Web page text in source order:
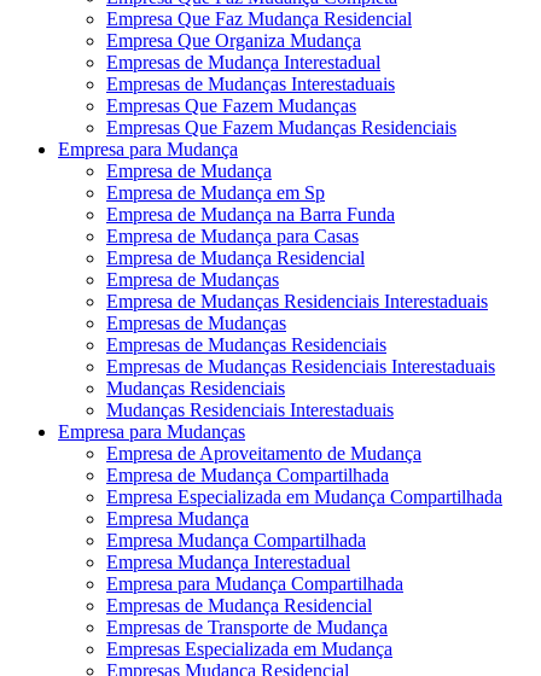
Empresa Que Faz Mudança Residencial
Empresa Que Organiza Mudança
Empresas de Mudança Interestadual
Empresas de Mudanças Interestaduais
Empresas Que Fazem Mudanças
Empresas Que Fazem Mudanças Residenciais
Empresa para Mudança
Empresa de Mudança
Empresa de Mudança em Sp
Empresa de Mudança na Barra Funda
Empresa de Mudança para Casas
Empresa de Mudança Residencial
Empresa de Mudanças
Empresa de Mudanças Residenciais Interestaduais
Empresas de Mudanças
Empresas de Mudanças Residenciais
Empresas de Mudanças Residenciais Interestaduais
Mudanças Residenciais
Mudanças Residenciais Interestaduais
Empresa para Mudanças
Empresa de Aproveitamento de Mudança
Empresa de Mudança Compartilhada
Empresa Especializada em Mudança Compartilhada
Empresa Mudança
Empresa Mudança Compartilhada
Empresa Mudança Interestadual
Empresa para Mudança Compartilhada
Empresas de Mudança Residencial
Empresas de Transporte de Mudança
Empresas Especializada em Mudança
Empresas Mudança Residencial